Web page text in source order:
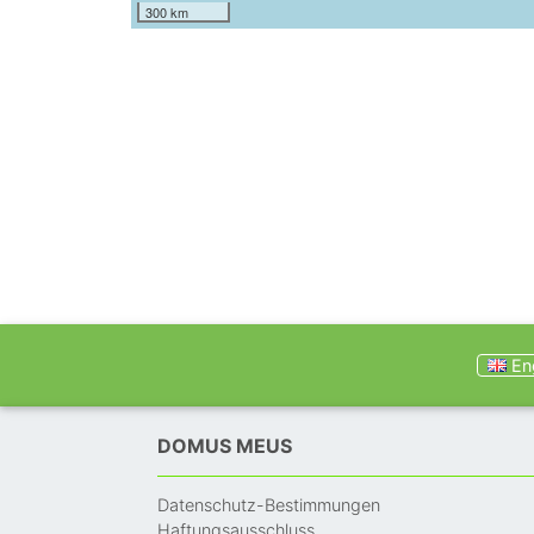
300 km
DOMUS MEUS
Datenschutz-Bestimmungen
Haftungsausschluss